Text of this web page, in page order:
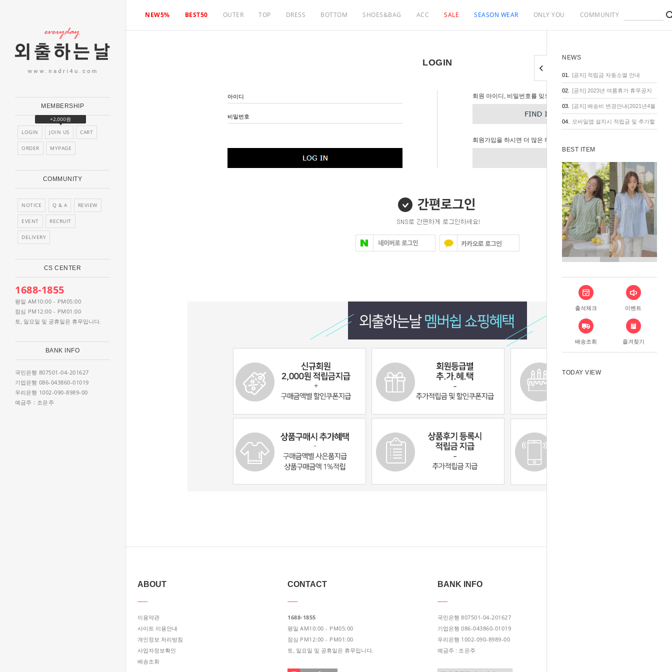
NEW5% BEST50 OUTER TOP DRESS BOTTOM SHOES&BAG ACC SALE SEASON WEAR ONLY YOU COMMUNITY
MEMBERSHIP
LOGIN JOIN US
+2,000원
CART
ORDER MYPAGE
COMMUNITY
NOTICE Q & A REVIEW
EVENT RECRUIT
DELIVERY
CS CENTER
1688-1855
평일 AM10:00 - PM05:00
점심 PM12:00 - PM01:00
토, 일요일 및 공휴일은 휴무입니다.
BANK INFO
국민은행 807501-04-201627
기업은행 086-043860-01019
우리은행 1002-090-8989-00
예금주 : 조은주
NEWS
01. [공지] 적립금 자동소멸 안내
02. [공지] 2023년 여름휴가 휴무공지
03. [공지] 배송비 변경안내(2021년4월
1일 기준)
04. 모바일앱 설치시 적립금 및 추가할
BEST ITEM
출석체크 이벤트
배송조회 즐겨찾기
TODAY VIEW
LOGIN
아이디
비밀번호
회원 아이디, 비밀번호를 잊으셨나요?
회원가입을 하시면 더 많은 혜택이 있습니다.
ABOUT
이용약관
사이트 이용안내
개인정보 처리방침
사업자정보확인
배송조회
CONTACT
1688-1855
평일 AM10:00 - PM05:00
점심 PM12:00 - PM01:00
토, 일요일 및 공휴일은 휴무입니다.
BANK INFO
국민은행 807501-04-201627
기업은행 086-043860-01019
우리은행 1002-090-8989-00
예금주 : 조은주